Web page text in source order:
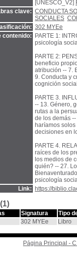
[UNESCO_V2]
clave: CONDUCTA
SOCIALES
302 MYEe
contenido:
PARTE 1:
psicología
PARTE 2:
beneficio
atribución -- 7.
9. Conducta y
cognición
PARTE 3.
-- 13. Género,
rutas a la
de los demás
haríamos
decisiones en
PARTE 4.
raíces de los
los medios de
quién? -- 27.
psicología
Link:
https://
Signatura
Tipo
302 MYEe Libro
Página Principal -